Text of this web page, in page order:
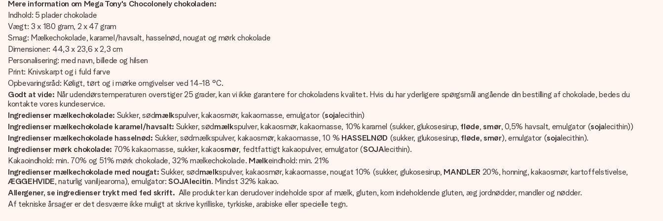
Mere information om Mega Tony's Chocolonely chokoladen:
Indhold: 5 plader chokolade
Vægt: 3 x 180 gram, 2 x 47 gram
Smag: Mælkechokolade, karamel/havsalt, hasselnød, nougat og mørk chokolade
Dimensioner: 44,3 x 23,6 x 2,3 cm
Personalisering: med navn, billede og hilsen
Print: Knivskarpt og i fuld farve
Opbevaringsråd: Køligt, tørt og i mørke omgivelser ved 14-18 °C.
Godt at vide: Når udendørstemperaturen overstiger 25 grader, kan vi ikke garantere for chokoladens kvalitet. Hvis du har yderligere spørgsmål angående din bestilling af chokolade, bedes du
kontakte vores kundeservice.
Ingredienser mælkechokolade: Sukker, sødmælkspulver, kakaosmør, kakaomasse, emulgator (sojalecithin)
Ingredienser mælkechokolade karamel/havsalt: Sukker, sødmælkspulver, kakaosmør, kakaomasse, 10% karamel (sukker, glukosesirup, fløde, smør, 0,5% havsalt, emulgator (sojalecithin))
Ingredienser mælkechokolade hasselnød: Sukker, sødmælkspulver, kakaosmør, kakaomasse, 10 % HASSELNØD (sukker, glukosesirup, fløde, smør), emulgator (sojalecithin).
Ingredienser mørk chokolade: 70% kakaomasse, sukker, kakaosmør, fedtfattigt kakaopulver, emulgator (SOJAlecithin).
Kakaoindhold: min. 70% og 51% mørk chokolade, 32% mælkechokolade. Mælkeindhold: min. 21%
Ingredienser mælkechokolade med nougat:Sukker, sødmælkspulver, kakaosmør, kakaomasse, nougat 10% (sukker, glukosesirup, MANDLER 20%, honning, kakaosmør, kartoffelstivelse,
ÆGGEHVIDE, naturlig vaniljearoma), emulgator:SOJAlecitin. Mindst 32% kakao.
Allergener, se ingredienser trykt med fed skrift. Alle produkter kan derudover indeholde spor af mælk, gluten, korn indeholdende gluten, æg jordnødder, mandler og nødder.
Af tekniske årsager er det desværre ikke muligt at skrive kyrilliske, tyrkiske, arabiske eller specielle tegn.